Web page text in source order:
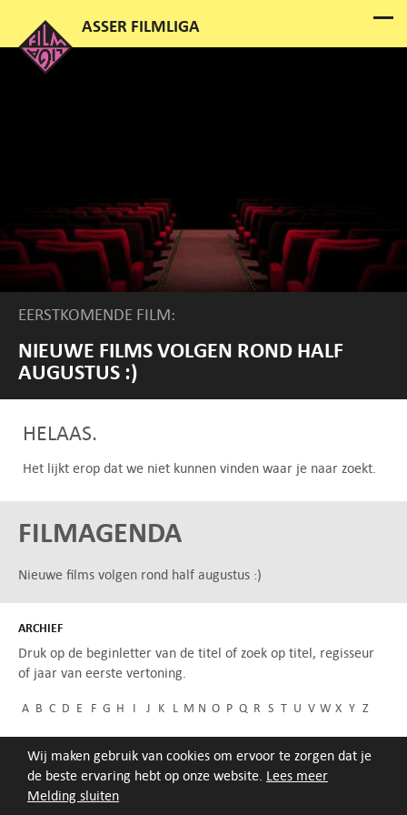
Melding sluiten
Wij maken gebruik van cookies om ervoor te zorgen dat je
de beste ervaring hebt op onze website. Lees meer
EERSTKOMENDE FILM:
NIEUWE FILMS VOLGEN ROND HALF
AUGUSTUS :)
HELAAS.
Het lijkt erop dat we niet kunnen vinden waar je naar zoekt.
FILMAGENDA
Nieuwe films volgen rond half augustus :)
ARCHIEF
Druk op de beginletter van de titel of zoek op titel, regisseur
of jaar van eerste vertoning.
A B C D E F G H I J K L M N O P Q R S T U V W X Y Z